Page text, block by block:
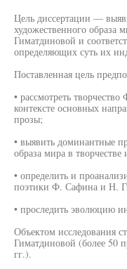
Цель диссертации —
художественного
Гиматдиновой и
определяющих суть их
Поставленная цель
• рассмотреть
контексте основных
прозы;
• выявить доминантные
образа мира в творчестве
• определить и
поэтики Ф. Сафина и Н.
• проследить эволюцию
Объектом исследования
Гиматдиновой (более 50
гг.).